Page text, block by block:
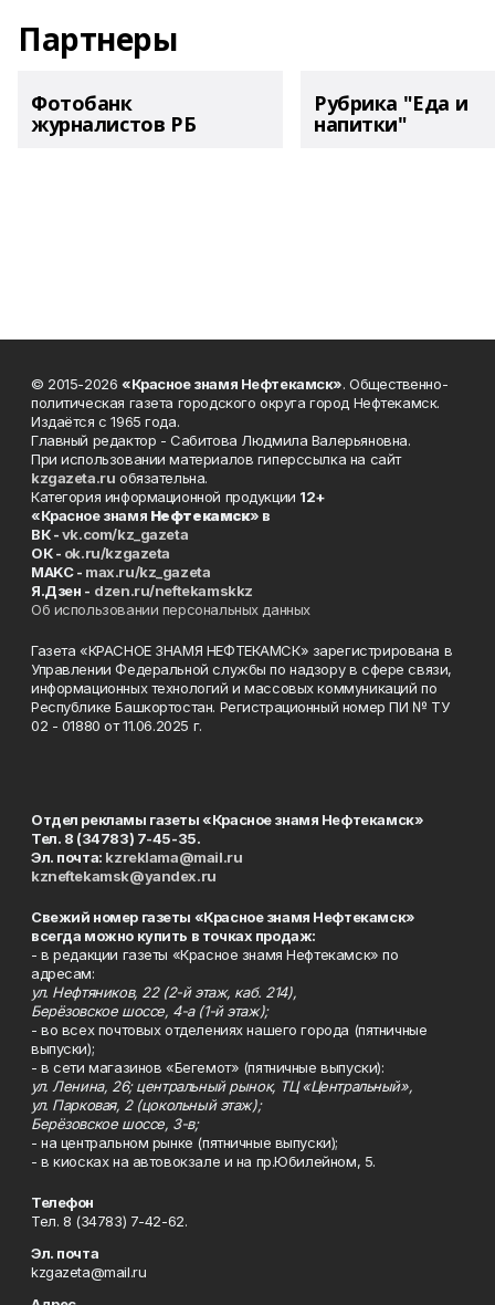
Партнеры
Фотобанк
журналистов РБ
Рубрика "Еда и
напитки"
© 2015-2026 «Красное знамя Нефтекамск». Общественно-
политическая газета городского округа город Нефтекамск.
Издаётся с 1965 года.
Главный редактор - Сабитова Людмила Валерьяновна.
При использовании материалов гиперссылка на сайт
kzgazeta.ru обязательна.
Категория информационной продукции 12+
«Красное знамя Нефтекамск» в
ВК -vk.com/kz_gazeta
ОК - ok.ru/kzgazeta
MAKC - max.ru/kz_gazeta
Я.Дзен - dzen.ru/neftekamskkz
Об использовании персональных данных
Газета «КРАСНОЕ ЗНАМЯ НЕФТЕКАМСК» зарегистрирована в
Управлении Федеральной службы по надзору в сфере связи,
информационных технологий и массовых коммуникаций по
Республике Башкортостан. Регистрационный номер ПИ № ТУ
02 - 01880 от 11.06.2025 г.
Отдел рекламы газеты «Красное знамя Нефтекамск»
Тел. 8 (34783) 7-45-35.
Эл. почта: kzreklama@mail.ru
kzneftekamsk@yandex.ru
Свежий номер газеты «Красное знамя Нефтекамск»
всегда можно купить в точках продаж:
- в редакции газеты «Красное знамя Нефтекамск» по
адресам:
ул. Нефтяников, 22 (2-й этаж, каб. 214),
Берёзовское шоссе, 4-а (1-й этаж);
- во всех почтовых отделениях нашего города (пятничные
выпуски);
- в сети магазинов «Бегемот» (пятничные выпуски):
ул. Ленина, 26; центральный рынок, ТЦ «Центральный»,
ул. Парковая, 2 (цокольный этаж);
Берёзовское шоссе, 3-в;
- на центральном рынке (пятничные выпуски);
- в киосках на автовокзале и на пр.Юбилейном, 5.
Телефон
Тел. 8 (34783) 7-42-62.
Эл. почта
kzgazeta@mail.ru